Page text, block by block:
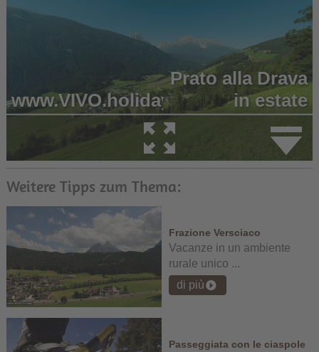
Weitere Tipps zum Thema:
Frazione Versciaco
Vacanze in un ambiente
rurale unico ...
di più
Passeggiata con le ciaspole